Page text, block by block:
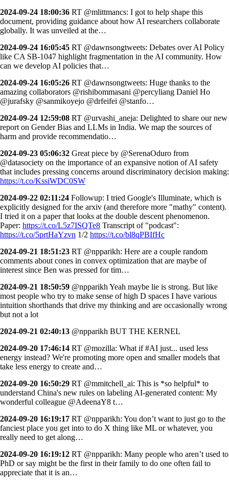
2024-09-24 18:00:36 RT @mlittmancs: I got to help shape this
document, providing guidance about how AI researchers collaborate
globally. It was unveiled at the…
2024-09-24 16:05:45 RT @dawnsongtweets: Debates over AI Policy
like CA SB-1047 highlight fragmentation in the AI community. How
can we develop AI policies that…
2024-09-24 16:05:26 RT @dawnsongtweets: Huge thanks to the
amazing collaborators @rishibommasani @percyliang Daniel Ho
@jurafsky @sanmikoyejo @drfeifei @stanfo…
2024-09-24 12:59:08 RT @urvashi_aneja: Delighted to share our new
report on Gender Bias and LLMs in India. We map the sources of
harm and provide recommendatio…
2024-09-23 05:06:32 Great piece by @SerenaOduro from
@datasociety on the importance of an expansive notion of AI safety
that includes pressing concerns around discriminatory decision making:
https://t.co/KssiWDC0SW
2024-09-22 02:11:24 Followup: I tried Google's Illuminate, which is
explicitly designed for the arxiv (and therefore more "mathy" content).
I tried it on a paper that looks at the double descent phenomenon.
Paper: https://t.co/L5z7ISQTe8 Transcript of "podcast":
https://t.co/5prtHaYzvn 1/2 https://t.co/bl8qPBIfHc
2024-09-21 18:51:23 RT @npparikh: Here are a couple random
comments about cones in convex optimization that are maybe of
interest since Ben was pressed for tim…
2024-09-21 18:50:59 @npparikh Yeah maybe lie is strong. But like
most people who try to make sense of high D spaces I have various
intuition shorthands that drive my thinking and are occasionally wrong
but not a lot
2024-09-21 02:40:13 @npparikh BUT THE KERNEL
2024-09-20 17:46:14 RT @mozilla: What if #AI just... used less
energy instead? We're promoting more open and smaller models that
take less energy to create and…
2024-09-20 16:50:29 RT @mmitchell_ai: This is *so helpful* to
understand China's new rules on labeling AI-generated content: My
wonderful colleague @AdeenaY8 t…
2024-09-20 16:19:17 RT @npparikh: You don’t want to just go to the
fanciest place you get into to do X thing like ML or whatever, you
really need to get along…
2024-09-20 16:19:12 RT @npparikh: Many people who aren’t used to
PhD or say might be the first in their family to do one often fail to
appreciate that it is an…